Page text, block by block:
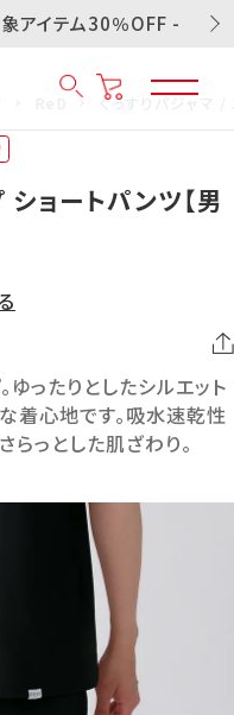
アイテム30％OFF -
ぐっすりパジャマ
ョートパンツ【男
ったりとしたシルエット
着心地です。吸水速乾性
らっとした肌ざわり。